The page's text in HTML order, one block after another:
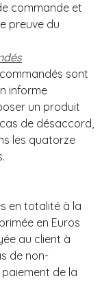
commande et
preuve du
sont
informe
un produit
cas de désaccord,
les quatorze
en totalité à la
en Euros
au client à
de non-
de la